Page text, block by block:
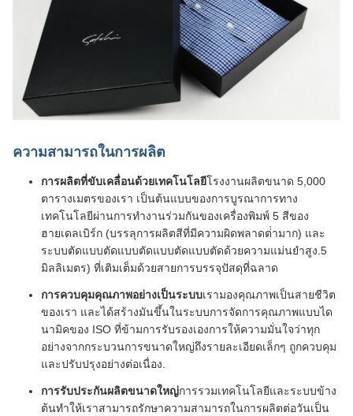
ความสามารถในการผลิต
การผลิตที่ขับเคลื่อนด้วยเทคโนโลยีโรงงานผลิตขนาด 5,000
ตารางเมตรของเรา เป็นต้นแบบของการบูรณาการทาง
เทคโนโลยีผ่านการทํางานร่วมกันของเครื่องพิมพ์ 5 สีของ
ฮายเดลเบิร์ก (บรรลุการผลิตสีที่มีความผิดพลาดต่ํามาก) และ
ระบบตัดแบบตัดแบบตัดแบบตัดแบบตัดด้วยความแม่นยําสูง.5
มิลลิเมตร) ที่เติมเต็มด้วยสายการบรรจุปัสดุที่ฉลาด
การควบคุมคุณภาพอย่างเป็นระบบเรามองคุณภาพเป็นสายชีวิต
ของเรา และได้สร้างมันขึ้นในระบบการจัดการคุณภาพแบบได
นามิคของ ISO ที่ข้ามการรับรองเองการให้ความมั่นใจว่าทุก
อย่างจากกระบวนการขนาดใหญ่ถึงรายละเอียดเล็กๆ ถูกควบคุม
และปรับปรุงอย่างต่อเนื่อง.
การรับประกันผลิตขนาดใหญ่การรวมเทคโนโลยีและระบบข้าง
ต้นทําให้เราสามารถรักษาความสามารถในการผลิตต่อวันเป็น